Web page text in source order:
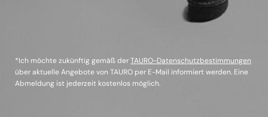
*Ich möchte zukünftig gemäß derTAURO-Datenschutzbestimmungen
über aktuelle Angebote von TAURO per E-Mail informiert werden. Eine
Abmeldung ist jederzeit kostenlos möglich.